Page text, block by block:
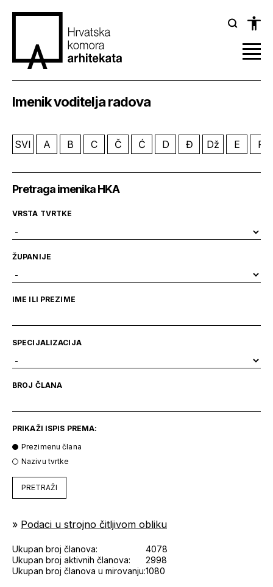
Imenik voditelja radova
SVI A B C Č Ć D Đ Dž E F
Pretraga imenika HKA
VRSTA TVRTKE
ŽUPANIJE
IME ILI PREZIME
SPECIJALIZACIJA
BROJ ČLANA
PRIKAŽI ISPIS PREMA:
Prezimenu člana
Nazivu tvrtke
PRETRAŽI
» Podaci u strojno čitljivom obliku
Ukupan broj članova:
4078
Ukupan broj aktivnih članova:
2998
Ukupan broj članova u mirovanju:1080